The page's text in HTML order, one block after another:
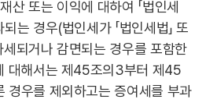
또는 이익에 대하여 「법인세
는 경우(법인세가 「법인세법」 또
되거나 감면되는 경우를 포함한
대해서는 제45조의3부터 제45
경우를 제외하고는 증여세를 부과